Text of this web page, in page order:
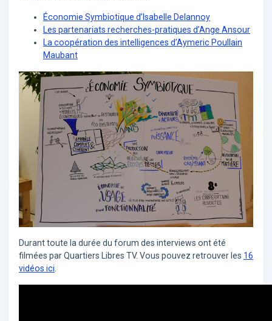
Économie Symbiotique d’Isabelle Delannoy
Les partenariats recherches-pratiques d’Ange Ansour
La coopération des intelligences d’Aymeric Poullain
Maubant
Durant toute la durée du forum des interviews ont été
filmées par Quartiers Libres TV. Vous pouvez retrouver les 16
vidéos ici